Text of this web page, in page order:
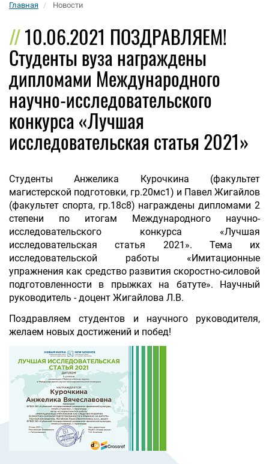
Главная Новости
10.06.2021 ПОЗДРАВЛЯЕМ!
Студенты вуза награждены
дипломами Международного
научно-исследовательского
конкурса «Лучшая
исследовательская статья 2021»
Студенты Анжелика Курочкина (факультет
магистерской подготовки, гр.20мс1) и Павел Жигайлов
(факультет спорта, гр.18с8) награждены дипломами 2
степени по итогам Международного научно-
исследовательского конкурса «Лучшая
исследовательская статья 2021». Тема их
исследовательской работы «Имитационные
упражнения как средство развития скоростно-силовой
подготовленности в прыжках на батуте». Научный
руководитель - доцент Жигайлова Л.В.
Поздравляем студентов и научного руководителя,
желаем новых достижений и побед!